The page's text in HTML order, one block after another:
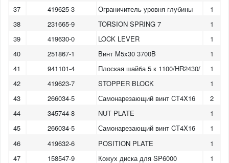
37
419625-3 Ограничитель уровня глубины
1
38
231665-9 TORSION SPRING 7
1
39
419630-0 LOCK LEVER
1
40
251867-1 Bинт M5x30 3700B
1
41
941101-4 Плоская шайба 5 к 1100/HR2430/
1
42
419623-7 STOPPER BLOCK
1
43
266034-5 Самонарезающий винт CT4X16
2
44
345744-8 NUT PLATE
1
45
266034-5 Самонарезающий винт CT4X16
1
46
419632-6 POSITION PLATE
1
47
158547-9 Кожух диска для SP6000
1